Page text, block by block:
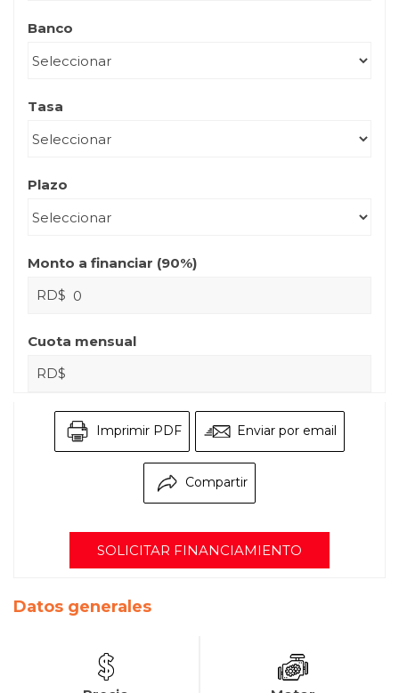
Banco
Tasa
Plazo
Monto a financiar (90%)
RD$
Cuota mensual
RD$
Imprimir PDF Enviar por email
Compartir
SOLICITAR FINANCIAMIENTO
Datos generales